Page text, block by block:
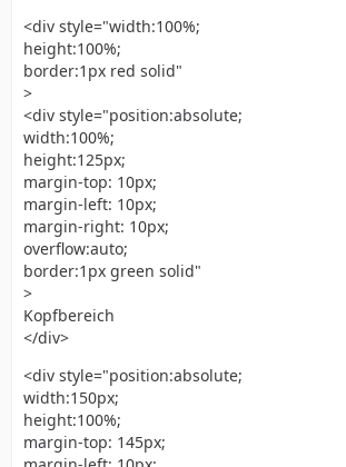
<div style="width:100%;
height:100%;
border:1px red solid"
>
<div style="position:absolute;
width:100%;
height:125px;
margin-top: 10px;
margin-left: 10px;
margin-right: 10px;
overflow:auto;
border:1px green solid"
>
Kopfbereich
</div>
<div style="position:absolute;
width:150px;
height:100%;
margin-top: 145px;